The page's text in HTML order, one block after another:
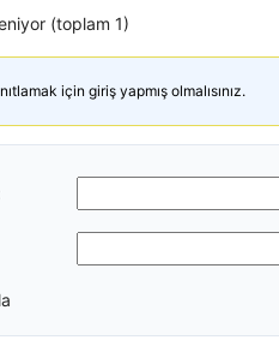
(toplam 1)
için giriş yapmış olmalısınız.